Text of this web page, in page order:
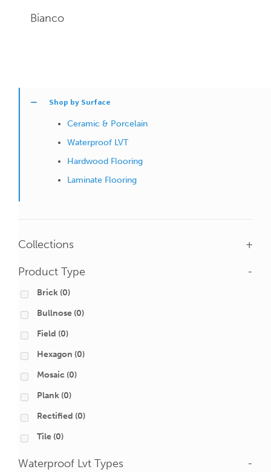
Bianco
Shop by Surface
Ceramic & Porcelain
Waterproof LVT
Hardwood Flooring
Laminate Flooring
Collections +
Product Type -
Brick (0)
Bullnose (0)
Field (0)
Hexagon (0)
Mosaic (0)
Plank (0)
Rectified (0)
Tile (0)
Waterproof Lvt Types -